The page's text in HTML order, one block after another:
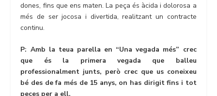
dones, fins que ens maten. La peça és àcida i dolorosa a
més de ser jocosa i divertida, realitzant un contracte
continu.
P: Amb la teua parella en “Una vegada més” crec
que és la primera vegada que balleu
professionalment junts, però crec que us coneixeu
bé des de fa més de 15 anys, on has dirigit fins i tot
peces per a ell.